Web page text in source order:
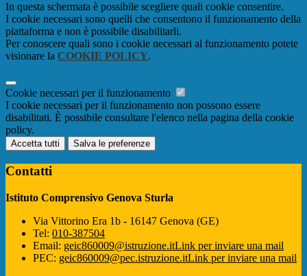
In questa schermata è possibile scegliere quali cookie consentire.
I cookie necessari sono quelli che consentono il funzionamento della
piattaforma e non è possibile disabilitarli.
Per conoscere quali sono i cookie necessari al funzionamento potete
visionare la COOKIE POLICY.
Cookie necessari per il funzionamento
I cookie necessari per il funzionamento non possono essere
disabilitati. È possibile consultare l'elenco nella pagina della cookie
policy.
Accetta tutti Salva le preferenze
Contatti
Istituto Comprensivo Genova Sturla
Via Vittorino Era 1b - 16147 Genova (GE)
Tel: 010-387504
Email: geic860009@istruzione.itLink per inviare una mail
PEC: geic860009@pec.istruzione.itLink per inviare una mail